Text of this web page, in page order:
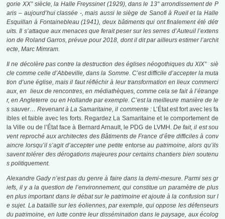
gorie XX° siècle, la Halle Freyssinet (1929), dans le 13° arrondissement de P
aris – aujourd’hui classée -, mais aussi le siège de Sanofi à Rueil et la Halle
Esquillan à Fontainebleau (1941), deux bâtiments qui ont finalement été détr
uits. Il s’attaque aux menaces que ferait peser sur les serres d’Auteuil l’extens
ion de Roland Garros, prévue pour 2018, dont il dit par ailleurs estimer l’archit
ecte, Marc Mimram.
Il ne décolère pas contre la destruction des églises néogothiques du XIX° siè
cle comme celle d’Abbeville, dans la Somme. C’est difficile d’accepter la muta
tion d’une église, mais il faut réfléchir à leur transformation en lieux commerci
aux, en lieux de rencontres, en médiathèques, comme cela se fait à l’étrange
r, en Angleterre ou en Hollande par exemple. C’est la meilleure manière de le
s sauver… Revenant à La Samaritaine, il commente : L’État est fort avec les fa
ibles et faible avec les forts. Regardez La Samaritaine et le comportement de
la Ville ou de l’État face à Bernard Arnault, le PDG de LVMH.De fait, il est sou
vent reproché aux architectes des Bâtiments de France d’être difficiles à conv
aincre lorsqu’il s’agit d’accepter une petite entorse au patrimoine, alors qu’ils
savent tolérer des dérogations majeures pour certains chantiers bien soutenu
s politiquement.
Alexandre Gady n’est pas du genre à faire dans la demi-mesure. Parmi ses gr
iefs, il y a la question de l’environnement, qui constitue un paramètre de plus
en plus important dans le débat sur le patrimoine et ajoute à la confusion sur l
e sujet. La bataille sur les éoliennes, par exemple, qui oppose les défenseurs
du patrimoine, en lutte contre leur dissémination dans le paysage, aux écolog